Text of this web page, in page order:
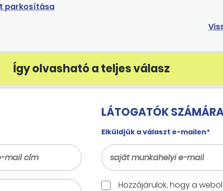
parkosítása
Így olvasható a teljes válasz
LÁTOGATÓK
Elküldjük a választ e-mailen*
Hozzájárulok, hogy a